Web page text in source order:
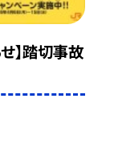
】踏切事故